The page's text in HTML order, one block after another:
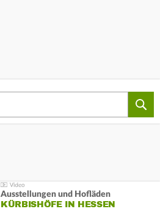
Ausstellungen und Hofläden
KÜRBISHÖFE IN HESSEN